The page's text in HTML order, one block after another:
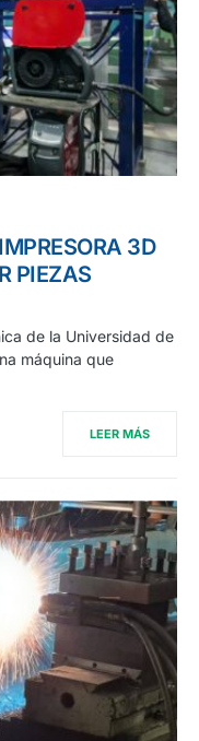
3D
PIEZAS
de la Universidad de
máquina que
LEER MÁS